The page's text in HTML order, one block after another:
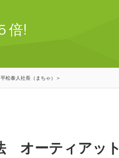
倍!
松泰人社長（まちゃ）＞
オーティアット